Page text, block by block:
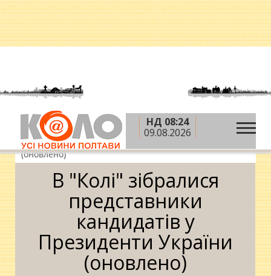
НД 08:24
09.08.2026
Головна » Новини »
В "Колі" зібралися
представники кандидатів у Президенти України
(оновлено)
В "Колі" зібралися
представники
кандидатів у
Президенти України
(оновлено)